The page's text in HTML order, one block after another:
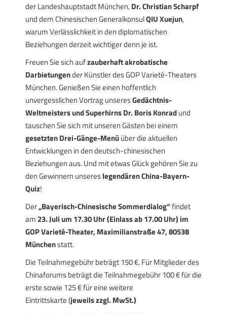
der Landeshauptstadt München,Dr. Christian Scharpf
und dem Chinesischen GeneralkonsulQIU Xuejun,
warum Verlässlichkeit in den diplomatischen
Beziehungen derzeit wichtiger denn je ist.
Freuen Sie sich aufzauberhaft akrobatische
Darbietungender Künstler des GOP Varieté-Theaters
München. Genießen Sie einen hoffentlich
unvergesslichen Vortrag unseresGedächtnis-
Weltmeisters und Superhirns Dr. Boris Konradund
tauschen Sie sich mit unseren Gästen bei einem
gesetzten Drei-Gänge-Menüüber die aktuellen
Entwicklungen in den deutsch-chinesischen
Beziehungen aus. Und mit etwas Glück gehören Sie zu
den Gewinnern unsereslegendären China-Bayern-
Quiz!
Der„Bayerisch-Chinesische Sommerdialog“findet
am 23. Juli um 17.30 Uhr (Einlass ab 17.00 Uhr) im
GOP Varieté-Theater, Maximilianstraße 47, 80538
Münchenstatt.
Die Teilnahmegebühr beträgt 150 €. Für Mitglieder des
Chinaforums beträgt die Teilnahmegebühr 100 € für die
erste sowie 125 € für eine weitere
Eintrittskarte (jeweils zzgl. MwSt.)